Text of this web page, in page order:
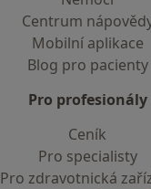
Centrum
Mobilní aplikace
Blog pro pacienty
Pro profesionály
Ceník
Pro specialisty
Pro zdravotnická